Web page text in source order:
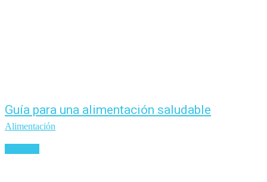
Guía para una alimentación saludable
Alimentación